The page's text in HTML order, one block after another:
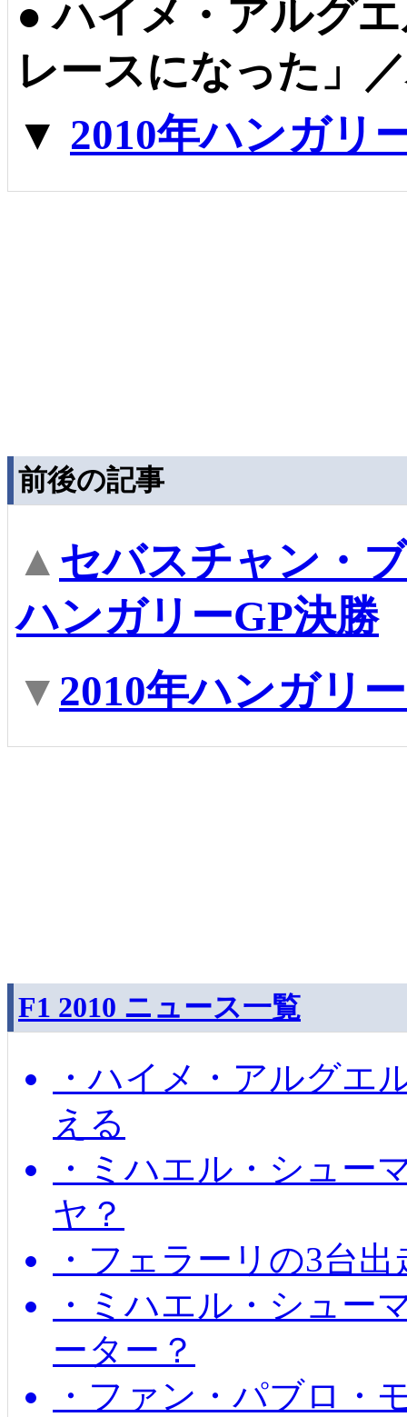
●ハイメ・アルグ
レースになった」
▼ 2010年ハンガリ
前後の記事
▲ セバスチャン・
ハンガリーGP決勝
▼ 2010年ハンガリ
F1 2010 ニュース一覧
・ハイメ・アルグエ
える
・ミハエル・シュー
ヤ？
・フェラーリの3台
・ミハエル・シュー
ーター？
・ファン・パブロ・